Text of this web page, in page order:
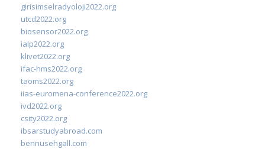
girisimselradyoloji2022.org
utcd2022.org
biosensor2022.org
ialp2022.org
klivet2022.org
ifac-hms2022.org
taoms2022.org
iias-euromena-conference2022.org
ivd2022.org
csity2022.org
ibsarstudyabroad.com
bennusehgall.com